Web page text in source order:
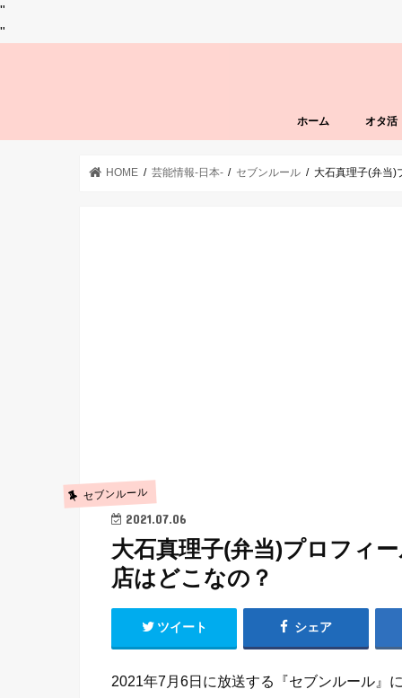
"
"
ホーム オタ活
HOME 芸能情報-日本- セブンルール 大石真理子(弁当)
セブンルール
2021.07.06
大石真理子(弁当)プロフィ
店はどこなの？
ツイート シェア
2021年7月6日に放送する『セブンルール』